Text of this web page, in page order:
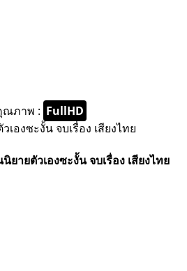
ณภาพ : FullHD
ยายตัวเองซะงั้น จบเรื่อง เสียงไทย